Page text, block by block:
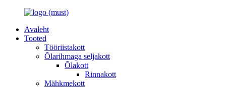
Avaleht
Tooted
Tööriistakott
Õlarihmaga seljakott
Õlakott
Rinnakott
Mähkmekott